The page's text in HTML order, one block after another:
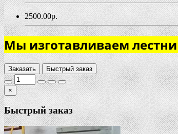
2500.00р.
Мы изготавливаем
Заказать Быстрый заказ
×
Быстрый заказ